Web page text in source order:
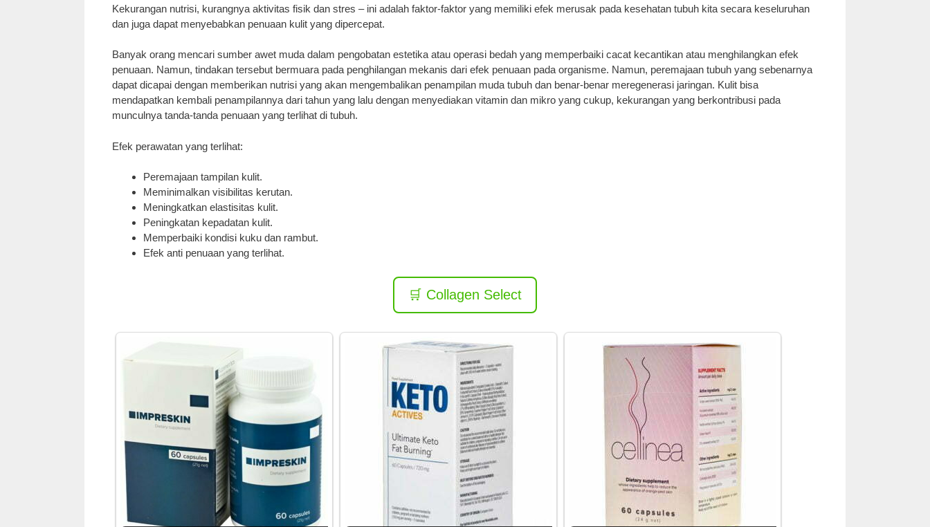
Kekurangan nutrisi, kurangnya aktivitas fisik dan stres – ini adalah faktor-faktor yang memiliki efek merusak pada kesehatan tubuh kita secara keseluruhan
dan juga dapat menyebabkan penuaan kulit yang dipercepat.
Banyak orang mencari sumber awet muda dalam pengobatan estetika atau operasi bedah yang memperbaiki cacat kecantikan atau menghilangkan efek
penuaan. Namun, tindakan tersebut bermuara pada penghilangan mekanis dari efek penuaan pada organisme. Namun, peremajaan tubuh yang sebenarnya
dapat dicapai dengan memberikan nutrisi yang akan mengembalikan penampilan muda tubuh dan benar-benar meregenerasi jaringan. Kulit bisa
mendapatkan kembali penampilannya dari tahun yang lalu dengan menyediakan vitamin dan mikro yang cukup, kekurangan yang berkontribusi pada
munculnya tanda-tanda penuaan yang terlihat di tubuh.
Efek perawatan yang terlihat:
Peremajaan tampilan kulit.
Meminimalkan visibilitas kerutan.
Meningkatkan elastisitas kulit.
Peningkatan kepadatan kulit.
Memperbaiki kondisi kuku dan rambut.
Efek anti penuaan yang terlihat.
🛒 Collagen Select